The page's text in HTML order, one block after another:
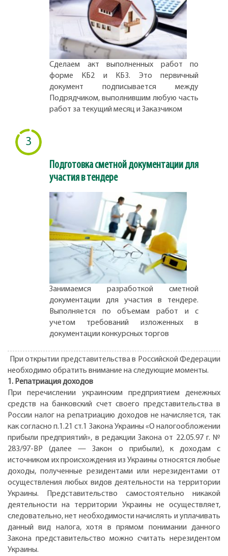
Сделаем акт выполненных работ по
форме КБ2 и КБ3. Это первичный
документ подписывается между
Подрядчиком, выполнившим любую часть
работ за текущий месяц и Заказчиком
3
Подготовка сметной документации для
участия в тендере
Занимаемся разработкой сметной
документации для участия в тендере.
Выполняется по объемам работ и с
учетом требований изложенных в
документации конкурсных торгов
При открытии представительства в Российской Федерации
необходимо обратить внимание на следующие моменты.
1. Репатриация доходов
При перечислении украинским предприятием денежных
средств на банковский счет своего представительства в
России налог на репатриацию доходов не начисляется, так
как согласно п.1.21 ст.1 Закона Украины «О налогообложении
прибыли предприятий», в редакции Закона от 22.05.97 г. №
283/97-ВР (далее — Закон о прибыли), к доходам с
источником их происхождения из Украины относятся любые
доходы, полученные резидентами или нерезидентами от
осуществления любых видов деятельности на территории
Украины. Представительство самостоятельно никакой
деятельности на территории Украины не осуществляет,
следовательно, нет необходимости начислять и уплачивать
данный вид налога, хотя в прямом понимании данного
Закона представительство можно считать нерезидентом
Украины.